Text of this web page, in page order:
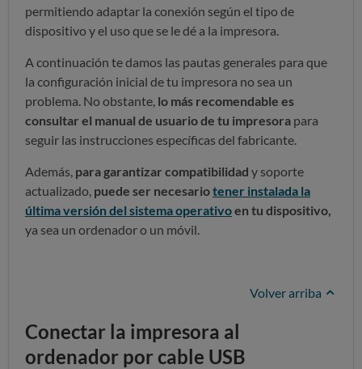
permitiendo adaptar la conexión según el tipo de
dispositivo y el uso que se le dé a la impresora.
A continuación te damos las pautas generales para que
la configuración inicial de tu impresora no sea un
problema. No obstante, lo más recomendable es
consultar el manual de usuario de tu impresora para
seguir las instrucciones específicas del fabricante.
Además, para garantizar compatibilidad y soporte
actualizado, puede ser necesariotener instalada la
última versión del sistema operativoen tu dispositivo,
ya sea un ordenador o un móvil.
Volver arriba
Conectar la impresora al
ordenador por cable USB